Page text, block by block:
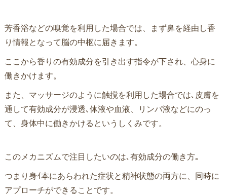
芳香浴などの嗅覚を利用した場合では、まず鼻を経由し香
り情報となって脳の中枢に届きます。
ここから香りの有効成分を引き出す指令が下され、心身に
働きかけます。
また、マッサージのように触撹を利用した場合では､皮膚を
通して有効成分が浸透､体液や血液、リンパ液などにのっ
て、身体中に働きかけるというしくみです。
このメカニズムで注目したいのは､有効成分の働き方｡
つまり身ｲ本にあらわれた症状と精神状態の両方に、同時に
アプローチができることです。